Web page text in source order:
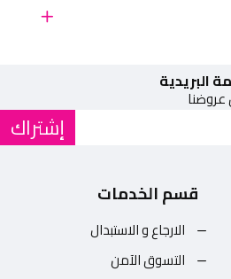
البريدية
إشتراك
قسم الخدمات
الارجاع و الاستبدال
التسوق الآمن